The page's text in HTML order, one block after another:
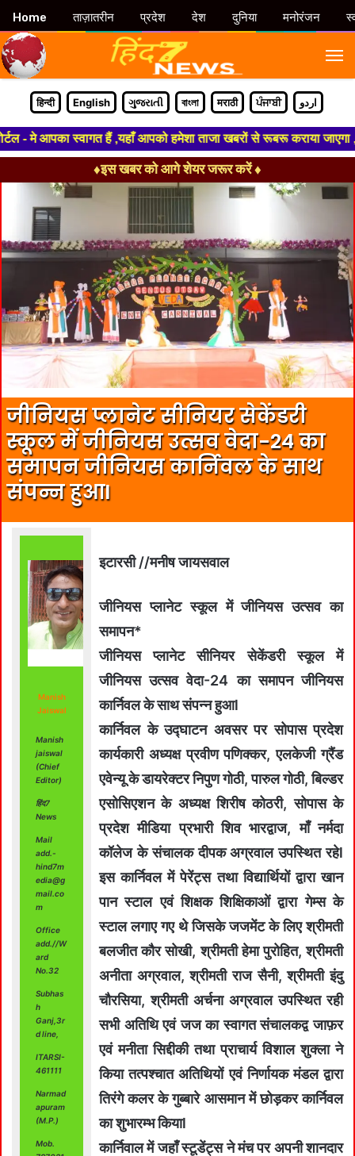
हिन्दी English ગુજરાતી বাংলা मराठी ਪੰਜਾਬੀ اردو
आपका स्वागत हैं ,यहाँ आपको हमेशा ताजा खबरों से रूबरू कराया जाएगा ,
♦इस खबर को आगे शेयर जरूर करें ♦
जीनियस प्लानेट सीनियर सेकेंडरी
स्कूल में जीनियस उत्सव वेदा-24 का
समापन जीनियस कार्निवल के साथ
संपन्न हुआl
Manish
Jaiswal
Manish
jaiswal
(Chief
Editor)
हिंद7
News
Mail
add.-
hind7m
edia@g
mail.co
m
Office
add.//W
ard
No.32
Subhas
h
Ganj,3r
d line,
ITARSI-
461111
Narmad
apuram
(M.P.)
Mob.
इटारसी //मनीष जायसवाल
जीनियस प्लानेट स्कूल में जीनियस उत्सव का
समापन*
जीनियस प्लानेट सीनियर सेकेंडरी स्कूल में
जीनियस उत्सव वेदा-24 का समापन जीनियस
कार्निवल के साथ संपन्न हुआl
कार्निवल के उद्घाटन अवसर पर सोपास प्रदेश
कार्यकारी अध्यक्ष प्रवीण पणिक्कर, एलकेजी ग्रैंड
एवेन्यू के डायरेक्टर निपुण गोठी, पारुल गोठी, बिल्डर
एसोसिएशन के अध्यक्ष शिरीष कोठरी, सोपास के
प्रदेश मीडिया प्रभारी शिव भारद्वाज, माँ नर्मदा
कॉलेज के संचालक दीपक अग्रवाल उपस्थित रहेl
इस कार्निवल में पेरेंट्स तथा विद्यार्थियों द्वारा खान
पान स्टाल एवं शिक्षक शिक्षिकाओं द्वारा गेम्स के
स्टाल लगाए गए थे जिसके जजमेंट के लिए श्रीमती
बलजीत कौर सोखी, श्रीमती हेमा पुरोहित, श्रीमती
अनीता अग्रवाल, श्रीमती राज सैनी, श्रीमती इंदु
चौरसिया, श्रीमती अर्चना अग्रवाल उपस्थित रही
सभी अतिथि एवं जज का स्वागत संचालकद्व जाफ़र
एवं मनीता सिद्दीकी तथा प्राचार्य विशाल शुक्ला ने
किया तत्पश्चात अतिथियों एवं निर्णायक मंडल द्वारा
तिरंगे कलर के गुब्बारे आसमान में छोड़कर कार्निवल
का शुभारम्भ कियाl
कार्निवाल में जहाँ स्टूडेंट्स ने मंच पर अपनी शानदार
Home ताज़ातरीन प्रदेश देश दुनिया मनोरंजन